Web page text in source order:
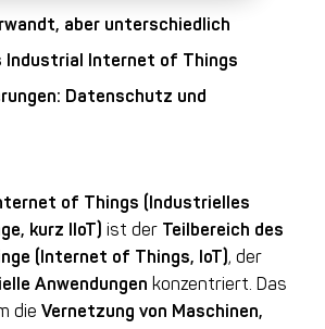
aber unterschiedlich
Industrial Internet of Things
Datenschutz und
of Things (Industrielles
kurz IIoT) ist der Teilbereich des
(Internet of Things, IoT), der
Anwendungen konzentriert. Das
die Vernetzung von Maschinen,